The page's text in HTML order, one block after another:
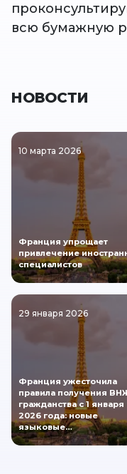
всю бумажную
НОВОСТИ
10 марта 2026
Франция упрощает
привлечение
специалистов
29 января 2026
Франция ужесточила
правила получения
гражданства с 1 января
2026 года: новые
языковые…